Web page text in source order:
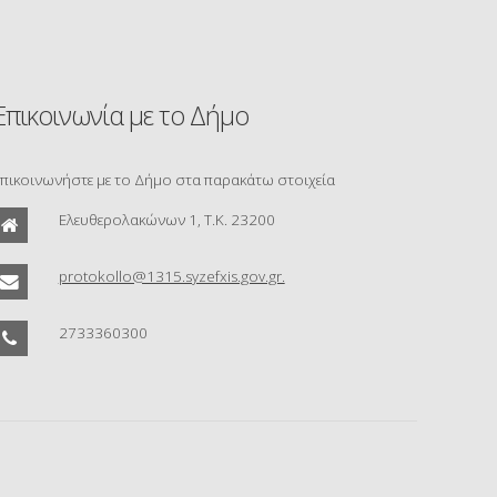
με το Δήμο
με το Δήμο στα παρακάτω στοιχεία
Ελευθερολακώνων 1, Τ.Κ. 23200
protokollo@1315.syzefxis.gov.gr.
2733360300